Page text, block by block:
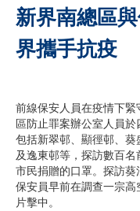
新界南總區
界攜手抗疫
前線保安人員在疫情下
區防止罪案辦公室人員
包括新翠邨、顯徑邨、
及逸東邨等，探訪數百
市民捐贈的口罩。探訪
保安員早前在調查一宗
片擊中。